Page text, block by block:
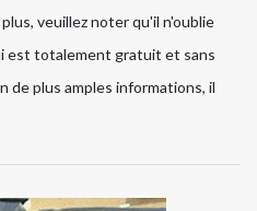
veuillez noter qu'il n'oublie
est totalement gratuit et sans
de plus amples informations, il